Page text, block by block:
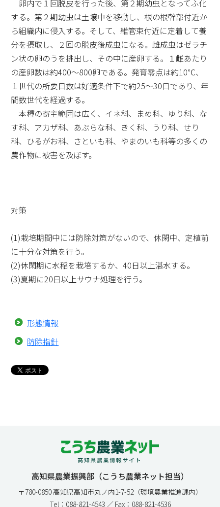
卵内で１回脱皮を行った後、第２期幼虫となってふ化
する。第２期幼虫は土壌中を移動し、根の根幹部付近か
ら組織内に侵入する。そして、維管束付近に定着して養
分を摂取し、２回の脱皮後成虫になる。雌成虫はゼラチ
ン状の卵のうを排出し、その中に産卵する。１雌あたり
の産卵数は約400～800卵である。発育零点は約10℃、
１世代の所要日数は好適条件下で約25～30日であり、年
間数世代を経過する。
本種の寄主範囲は広く、イネ科、まめ科、ゆり科、な
す科、アカザ科、あぶらな科、きく科、うり科、せり
科、ひるがお科、さといも科、やまのいも科等の多くの
農作物に被害を及ぼす。
対策
(1)栽培期間中には防除対策がないので、休閑中、定植前
に十分な対策を行う。
(2)休閑期に水稲を栽培するか、40日以上湛水する。
(3)夏期に20日以上サウナ処理を行う。
形態情報
防除指針
高知県農業振興部（こうち農業ネット担当）
〒780-0850 高知県高知市丸ノ内1-7-52（環境農業推進課内）
Tel：088-821-4543 ／ Fax：088-821-4536